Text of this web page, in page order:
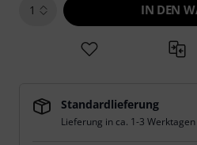
1 IN DEN
Standardlieferung
Lieferung in ca. 1-3 Werktagen